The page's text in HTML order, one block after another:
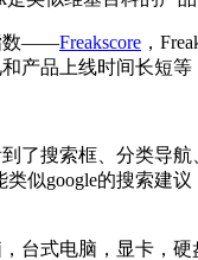
数——Freakscore ，
产品上线时间长短等
了搜索框、分类导
类似google的搜索
台式电脑，显卡，